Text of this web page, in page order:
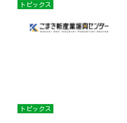
トピックス
トピックス